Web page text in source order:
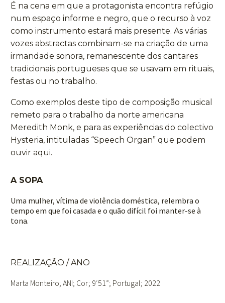
É na cena em que a protagonista encontra refúgio
num espaço informe e negro, que o recurso à voz
como instrumento estará mais presente. As várias
vozes abstractas combinam-se na criação de uma
irmandade sonora, remanescente dos cantares
tradicionais portugueses que se usavam em rituais,
festas ou no trabalho.
Como exemplos deste tipo de composição musical
remeto para o trabalho da norte americana
Meredith Monk, e para as experiências do colectivo
Hysteria, intituladas “Speech Organ” que podem
ouvir aqui.
A SOPA
Uma mulher, vítima de violência doméstica, relembra o
tempo em que foi casada e o quão difícil foi manter-se à
tona.
REALIZAÇÃO / ANO
Marta Monteiro; ANI; Cor; 9′51”; Portugal; 2022